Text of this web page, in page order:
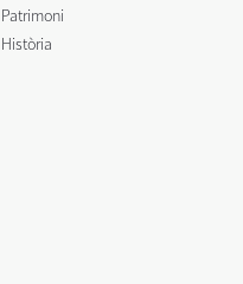
Patrimoni
Història